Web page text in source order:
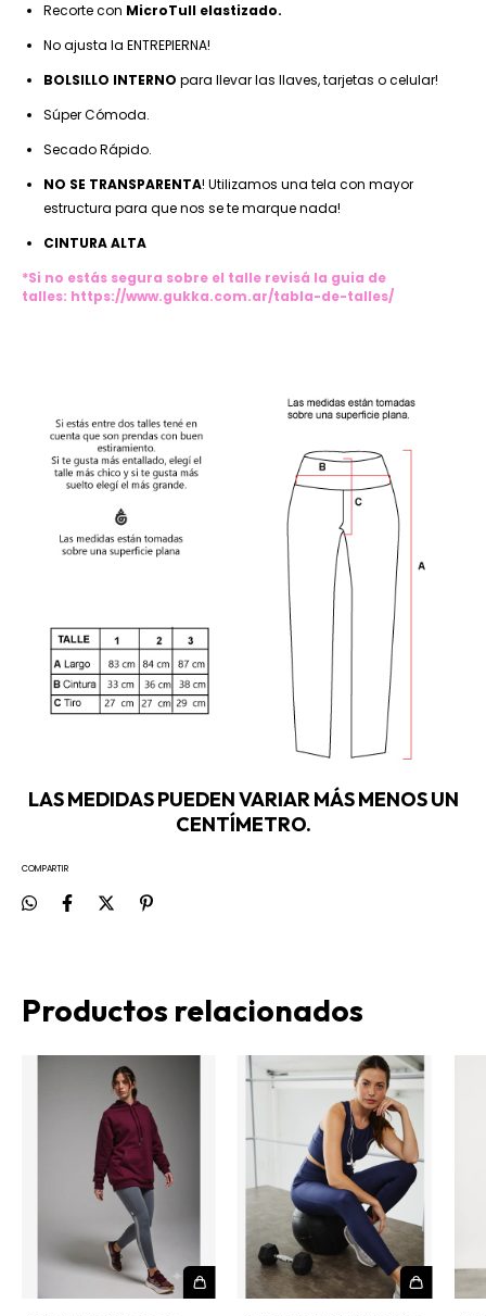
Recorte con MicroTull elastizado.
No ajusta la ENTREPIERNA!
BOLSILLO INTERNO para llevar las llaves, tarjetas o celular!
Súper Cómoda.
Secado Rápido.
NO SE TRANSPARENTA! Utilizamos una tela con mayor
estructura para que nos se te marque nada!
CINTURA ALTA
*Si no estás segura sobre el talle revisá la guia de
talles: https://www.gukka.com.ar/tabla-de-talles/
LAS MEDIDAS PUEDEN VARIAR MÁS MENOS UN
CENTÍMETRO.
COMPARTIR
Productos relacionados